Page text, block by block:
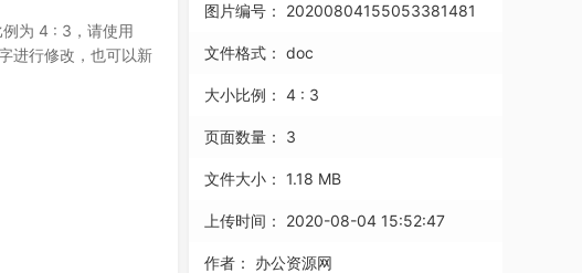
例为 4 : 3 ，请使用
进行修改，也可以新
图片编号： 20200804155053381481
文件格式： doc
大小比例： 4 : 3
页面数量： 3
文件大小： 1.18 MB
上传时间： 2020-08-04 15:52:47
作者： 办公资源网